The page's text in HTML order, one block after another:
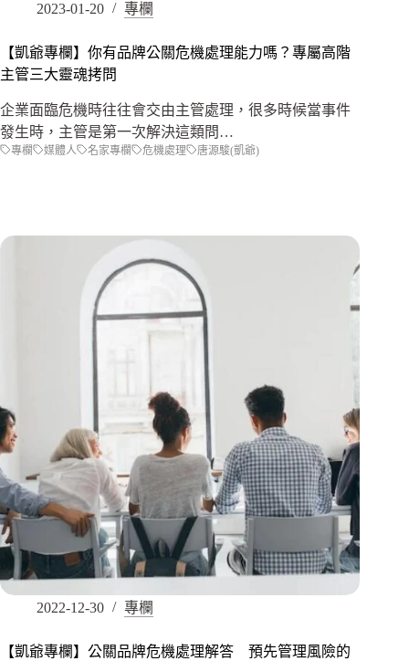
2023-01-20 專欄
【凱爺專欄】你有品牌公關危機處理能力嗎？專屬高階
主管三大靈魂拷問
企業面臨危機時往往會交由主管處理，很多時候當事件
發生時，主管是第一次解決這類問…
專欄 媒體人 名家專欄 危機處理 唐源駿(凱爺)
2022-12-30 專欄
【凱爺專欄】公關品牌危機處理解答 預先管理風險的